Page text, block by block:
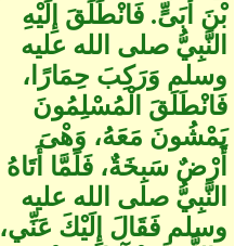
بْنَ أُبَىٍّ‏.‏ فَانْطَلَقَ إِلَيْهِ
النَّبِيُّ صلى الله عليه
وسلم وَرَكِبَ حِمَارًا،
فَانْطَلَقَ الْمُسْلِمُونَ
يَمْشُونَ مَعَهُ، وَهْىَ
أَرْضٌ سَبِخَةٌ، فَلَمَّا أَتَاهُ
النَّبِيُّ صلى الله عليه
وسلم فَقَالَ إِلَيْكَ عَنِّي،